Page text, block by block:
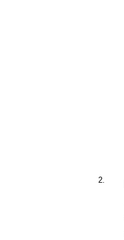
2.